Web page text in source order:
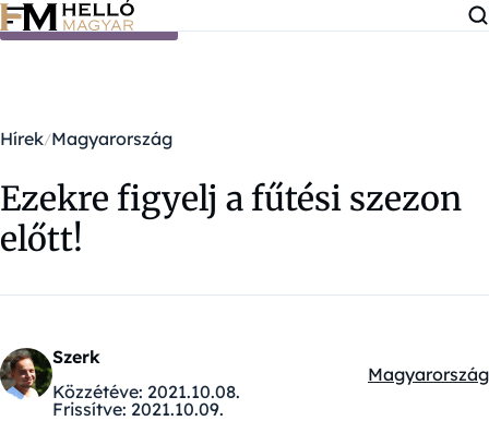
Ugrás a tartalomra
Hírek Magyarország
Ezekre figyelj a fűtési szezon
előtt!
Szerk
Közzétéve: 2021.10.08.
Frissítve: 2021.10.09.
Kategóriák:
Magyarország